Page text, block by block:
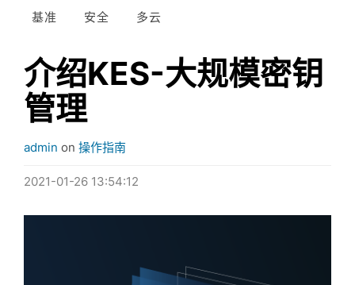
基准 安全 多云
介绍KES-大规模密钥
管理
admin on 操作指南
2021-01-26 13:54:12